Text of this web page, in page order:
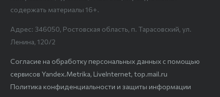
содержать материалы 16+.
Адрес: 346050, Ростовская область, п. Тарасовский, ул.
Ленина, 120/2
Согласие на обработку персональных данных с помощью
сервисов Yandex.Metrika, LiveInternet, top.mail.ru
Политика конфиденциальности и защиты информации